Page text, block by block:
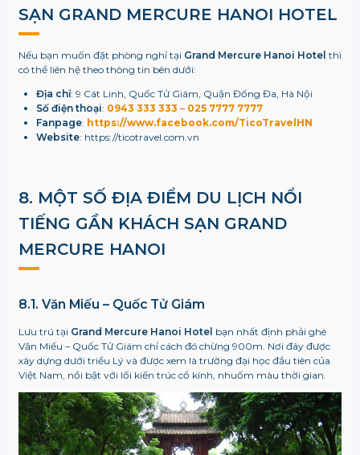
SẠN GRAND MERCURE HANOI HOTEL
Nếu bạn muốn đặt phòng nghỉ tại Grand Mercure Hanoi Hotel thì
có thể liên hệ theo thông tin bên dưới:
Địa chỉ: 9 Cát Linh, Quốc Tử Giám, Quận Đống Đa, Hà Nội
Số điện thoại: 0943 333 333 – 025 7777 7777
Fanpage: ​ https://www.facebook.com/TicoTravelHN
Website: https://ticotravel.com.vn
8. MỘT SỐ ĐỊA ĐIỂM DU LỊCH NỔI
TIẾNG GẦN KHÁCH SẠN GRAND
MERCURE HANOI
8.1. Văn Miếu – Quốc Tử Giám
Lưu trú tại Grand Mercure Hanoi Hotel bạn nhất định phải ghé
Văn Miếu – Quốc Tử Giám chỉ cách đó chừng 900m. Nơi đây được
xây dựng dưới triều Lý và được xem là trường đại học đầu tiên của
Việt Nam, nổi bật với lối kiến trúc cổ kính, nhuốm màu thời gian.